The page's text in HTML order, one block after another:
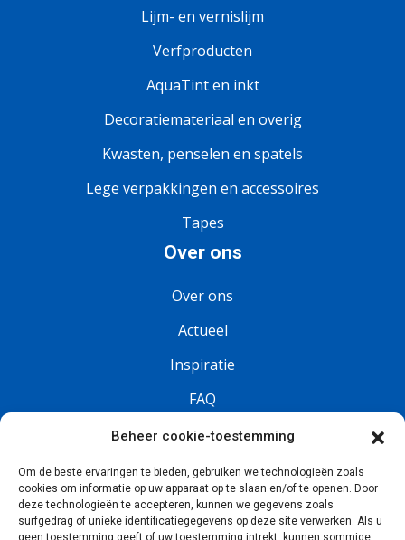
Beheer cookie-toestemming
Om de beste ervaringen te bieden, gebruiken we technologieën zoals
cookies om informatie op uw apparaat op te slaan en/of te openen. Door
deze technologieën te accepteren, kunnen we gegevens zoals
surfgedrag of unieke identificatiegegevens op deze site verwerken. Als u
geen toestemming geeft of uw toestemming intrekt, kunnen sommige
Lijm- en vernislijm
Verfproducten
AquaTint en inkt
Decoratiemateriaal en overig
Kwasten, penselen en spatels
Lege verpakkingen en accessoires
Tapes
Over ons
Over ons
Actueel
Inspiratie
FAQ
Vacatures
Volg ons